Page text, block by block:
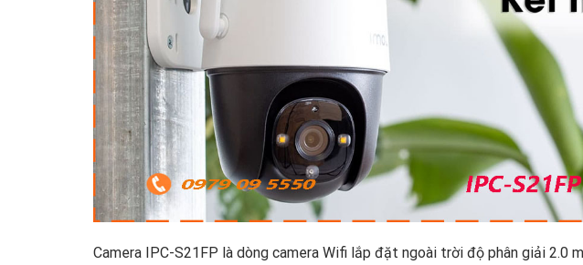
Camera IPC-S21FP là dòng camera Wifi lắp đặt ngoài trời độ phân giải 2.0